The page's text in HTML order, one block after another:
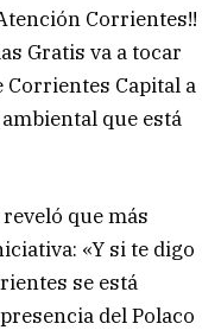
Corrientes!!
Gratis va a tocar
Corrientes Capital a
que está
que más
«Y si te digo
se está
del Polaco